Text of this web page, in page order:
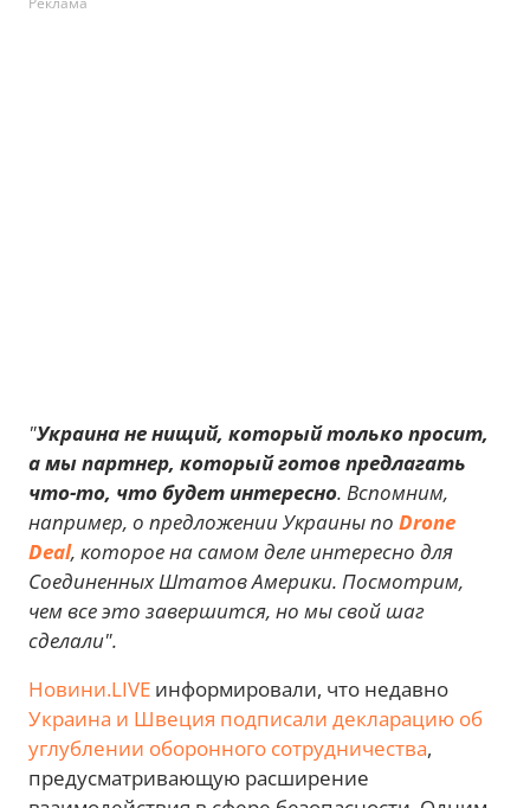
"Украина не нищий, который только просит,
а мы партнер, который готов предлагать
что-то, что будет интересно. Вспомним,
например, о предложении Украины по Drone
Deal, которое на самом деле интересно для
Соединенных Штатов Америки. Посмотрим,
чем все это завершится, но мы свой шаг
сделали".
Новини.LIVE информировали, что недавно
Украина и Швеция подписали декларацию об
углублении оборонного сотрудничества,
предусматривающую расширение